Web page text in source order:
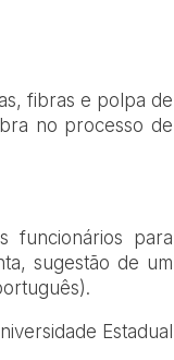
fibras e polpa de
no processo de
funcionários para
sugestão de um
Estadual